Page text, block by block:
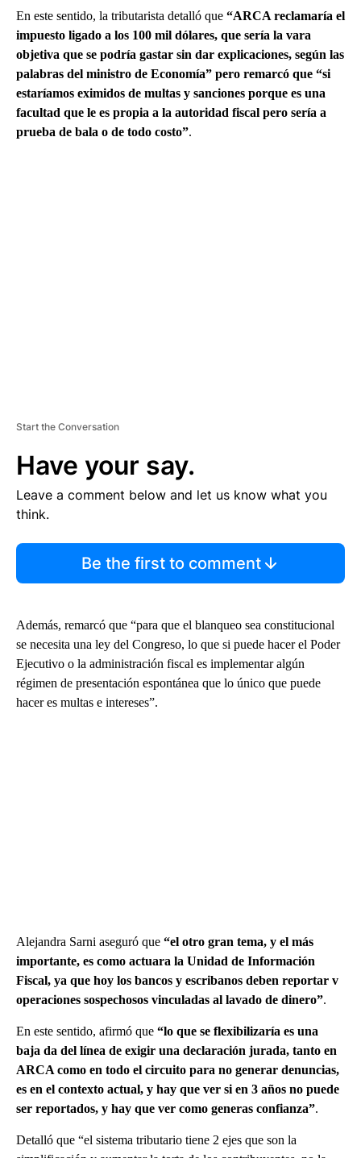
En este sentido, la tributarista detalló que “ARCA reclamaría el
impuesto ligado a los 100 mil dólares, que sería la vara
objetiva que se podría gastar sin dar explicaciones, según las
palabras del ministro de Economía” pero remarcó que “si
estaríamos eximidos de multas y sanciones porque es una
facultad que le es propia a la autoridad fiscal pero sería a
prueba de bala o de todo costo”.
Start the Conversation
Have your say.
Leave a comment below and let us know what you
think.
Be the first to comment
Además, remarcó que “para que el blanqueo sea constitucional
se necesita una ley del Congreso, lo que si puede hacer el Poder
Ejecutivo o la administración fiscal es implementar algún
régimen de presentación espontánea que lo único que puede
hacer es multas e intereses”.
Alejandra Sarni aseguró que “el otro gran tema, y el más
importante, es como actuara la Unidad de Información
Fiscal, ya que hoy los bancos y escribanos deben reportar v
operaciones sospechosos vinculadas al lavado de dinero”.
En este sentido, afirmó que “lo que se flexibilizaría es una
baja da del línea de exigir una declaración jurada, tanto en
ARCA como en todo el circuito para no generar denuncias,
es en el contexto actual, y hay que ver si en 3 años no puede
ser reportados, y hay que ver como generas confianza”.
Detalló que “el sistema tributario tiene 2 ejes que son la